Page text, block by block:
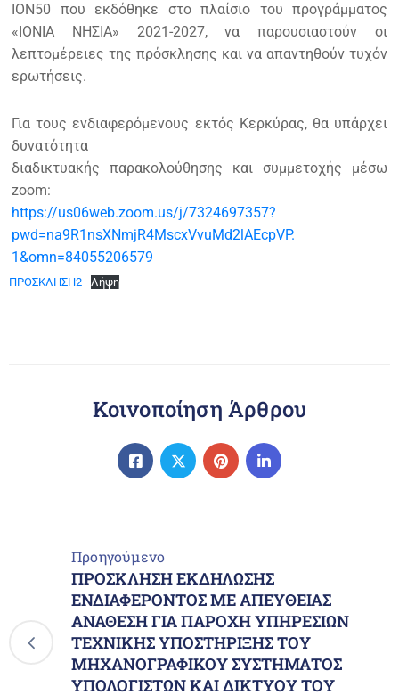
ΙΟΝ50 που εκδόθηκε στο πλαίσιο του προγράμματος
«ΙΟΝΙΑ ΝΗΣΙΑ» 2021-2027, να παρουσιαστούν οι
λεπτομέρειες της πρόσκλησης και να απαντηθούν τυχόν
ερωτήσεις.
Για τους ενδιαφερόμενους εκτός Κερκύρας, θα υπάρχει
δυνατότητα
διαδικτυακής παρακολούθησης και συμμετοχής μέσω
zoom:
https://us06web.zoom.us/j/7324697357?
pwd=na9R1nsXNmjR4MscxVvuMd2lAEcpVP.
1&omn=84055206579
ΠΡΟΣΚΛΗΣΗ2 Λήψη
Κοινοποίηση Άρθρου
Προηγούμενο
ΠΡΟΣΚΛΗΣΗ ΕΚΔΗΛΩΣΗΣ
ΕΝΔΙΑΦΕΡΟΝΤΟΣ ΜΕ ΑΠΕΥΘΕΙΑΣ
ΑΝΑΘΕΣΗ ΓΙΑ ΠΑΡΟΧΗ ΥΠΗΡΕΣΙΩΝ
ΤΕΧΝΙΚΗΣ ΥΠΟΣΤΗΡΙΞΗΣ ΤΟΥ
ΜΗΧΑΝΟΓΡΑΦΙΚΟΥ ΣΥΣΤΗΜΑΤΟΣ
ΥΠΟΛΟΓΙΣΤΩΝ ΚΑΙ ΔΙΚΤΥΟΥ ΤΟΥ